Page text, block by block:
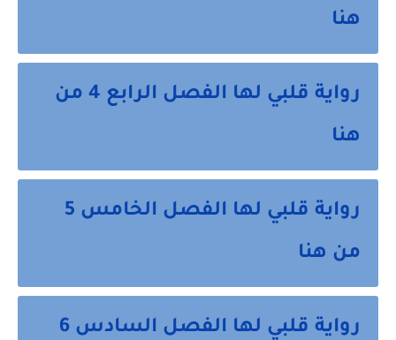
هنا
رواية قلبي لها الفصل الرابع 4 من
هنا
رواية قلبي لها الفصل الخامس 5
من هنا
رواية قلبي لها الفصل السادس 6